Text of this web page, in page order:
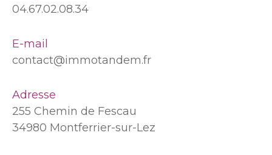
04.67.02.08.34
E-mail
contact@immotandem.fr
Adresse
255 Chemin de Fescau
34980 Montferrier-sur-Lez